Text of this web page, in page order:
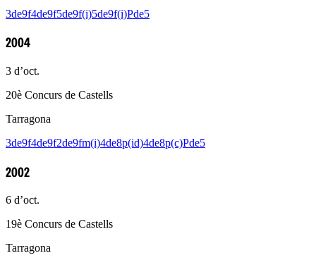
3de9f4de9f5de9f(i)5de9f(i)Pde5
2004
3 d’oct.
20è Concurs de Castells
Tarragona
3de9f4de9f2de9fm(i)4de8p(id)4de8p(c)Pde5
2002
6 d’oct.
19è Concurs de Castells
Tarragona